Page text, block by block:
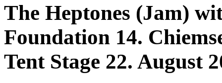
The Heptones (Jam)
Foundation 14.
Tent Stage 22. August